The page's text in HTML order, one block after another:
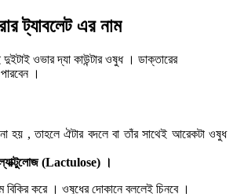
ট্যাবলেট এর নাম
ওভার দ্যা কাউন্টার ওষুধ । ডাক্তারের
।
হয় , তাহলে ঐটার বদলে বা তাঁর সাথেই আরেকটা ওষুধ
ল্যাক্টুলোজ (Lactulose) ।
বিক্রি করে । ওষুধের দোকানে বললেই চিনবে ।